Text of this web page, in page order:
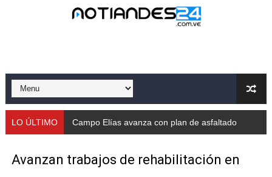
Gobernador Arnaldo Sánchez apadrina a más de 993
Mérida fortalece su reserva deportiva de cara a
Gobernación de Mérida instalará mesa de trabajo con
Fundecem ofrece taller de bordado en punto de cruz
LO ÚLTIMO Campo Elías avanza con plan de asfaltado
Avanzan trabajos de rehabilitación en